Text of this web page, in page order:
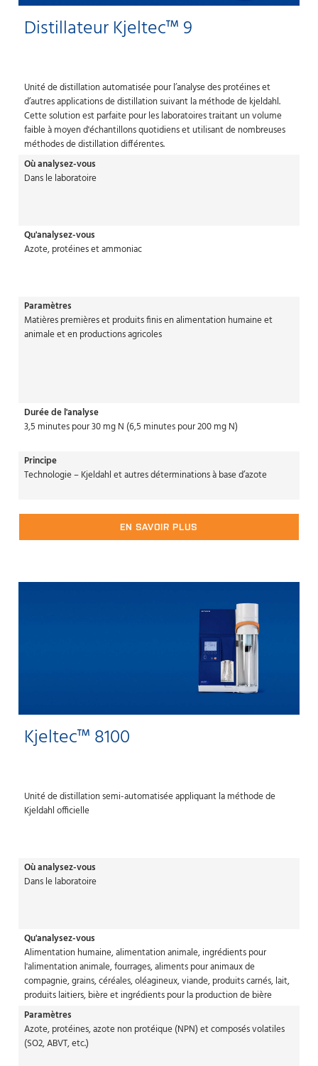
Distillateur Kjeltec™ 9
Unité de distillation automatisée pour l’analyse des protéines et
d’autres applications de distillation suivant la méthode de kjeldahl.
Cette solution est parfaite pour les laboratoires traitant un volume
faible à moyen d'échantillons quotidiens et utilisant de nombreuses
méthodes de distillation différentes.
Où analysez-vous
Dans le laboratoire
Qu'analysez-vous
Azote, protéines et ammoniac
Paramètres
Matières premières et produits finis en alimentation humaine et
animale et en productions agricoles
Durée de l'analyse
3,5 minutes pour 30 mg N (6,5 minutes pour 200 mg N)
Principe
Technologie – Kjeldahl et autres déterminations à base d’azote
EN SAVOIR PLUS
Kjeltec™ 8100
Unité de distillation semi-automatisée appliquant la méthode de
Kjeldahl officielle
Où analysez-vous
Dans le laboratoire
Qu'analysez-vous
Alimentation humaine, alimentation animale, ingrédients pour
l'alimentation animale, fourrages, aliments pour animaux de
compagnie, grains, céréales, oléagineux, viande, produits carnés, lait,
produits laitiers, bière et ingrédients pour la production de bière
Paramètres
Azote, protéines, azote non protéique (NPN) et composés volatiles
(SO2, ABVT, etc.)